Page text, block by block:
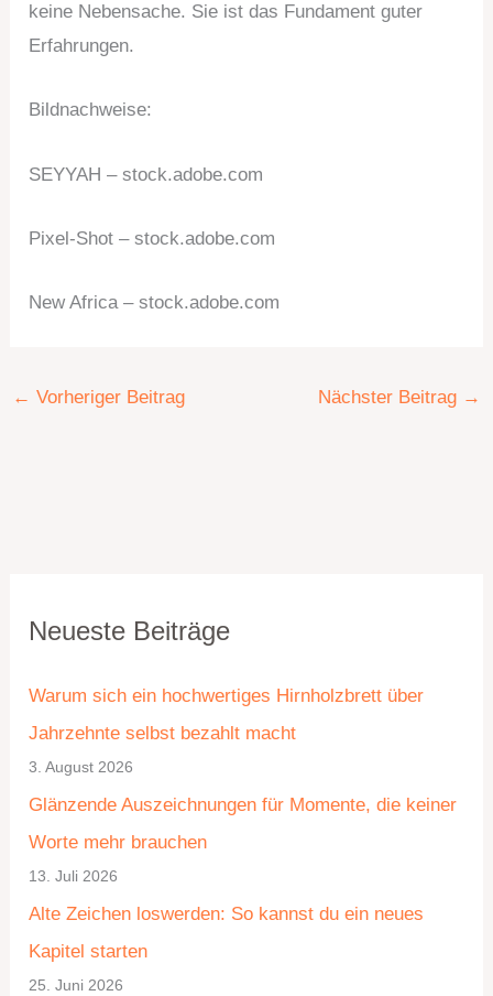
keine Nebensache. Sie ist das Fundament guter
Erfahrungen.
Bildnachweise:
SEYYAH – stock.adobe.com
Pixel-Shot – stock.adobe.com
New Africa– stock.adobe.com
← Vorheriger Beitrag Nächster Beitrag →
Neueste Beiträge
Warum sich ein hochwertiges Hirnholzbrett über
Jahrzehnte selbst bezahlt macht
3. August 2026
Glänzende Auszeichnungen für Momente, die keiner
Worte mehr brauchen
13. Juli 2026
Alte Zeichen loswerden: So kannst du ein neues
Kapitel starten
25. Juni 2026
a
e
g
o
r
i
r
h
i
v